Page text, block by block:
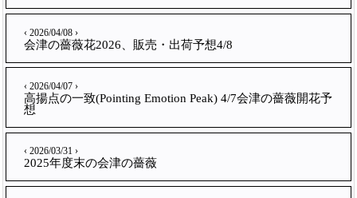
‹ 2026/04/08 ›
会津の薔薇花2026、販売・出荷予想4/8
‹ 2026/04/07 ›
高揚点の一致(Pointing Emotion Peak) 4/7会津の薔薇開花予
想
‹ 2026/03/31 ›
2025年度末の会津の薔薇